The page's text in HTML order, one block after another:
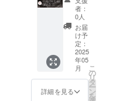
で掲載
しま
す。
【5/24
世界戦
限定
オリジ
ナル
グッ
ズ】
CAMPF
限定
オリジ
ナル
グッ
ズ】
CAMPF
IREでし
か入手
ができ
ない限
定オリ
す。 プ
レミア
ム横断
幕は、
試合会
場にど
こかに
掲げて
観戦に
ご来場
のお客
す。
【zoom
で試合
報告
会】 試
合後に
亀田和
毅との
対談が
できる
権利が
謝の気
持ちを
込め
て、お
礼の
メッ
セージ
をお送
りしま
す。
【5/24
者：
0人
お届
け予
定：
2025
年05
月
詳細を見る
こ
の
リ
タ
ー
ン
を